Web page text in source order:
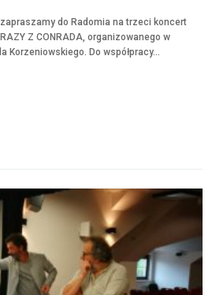
do Radomia na trzeci koncert
Z CONRADA, organizowanego w
Korzeniowskiego. Do współpracy…